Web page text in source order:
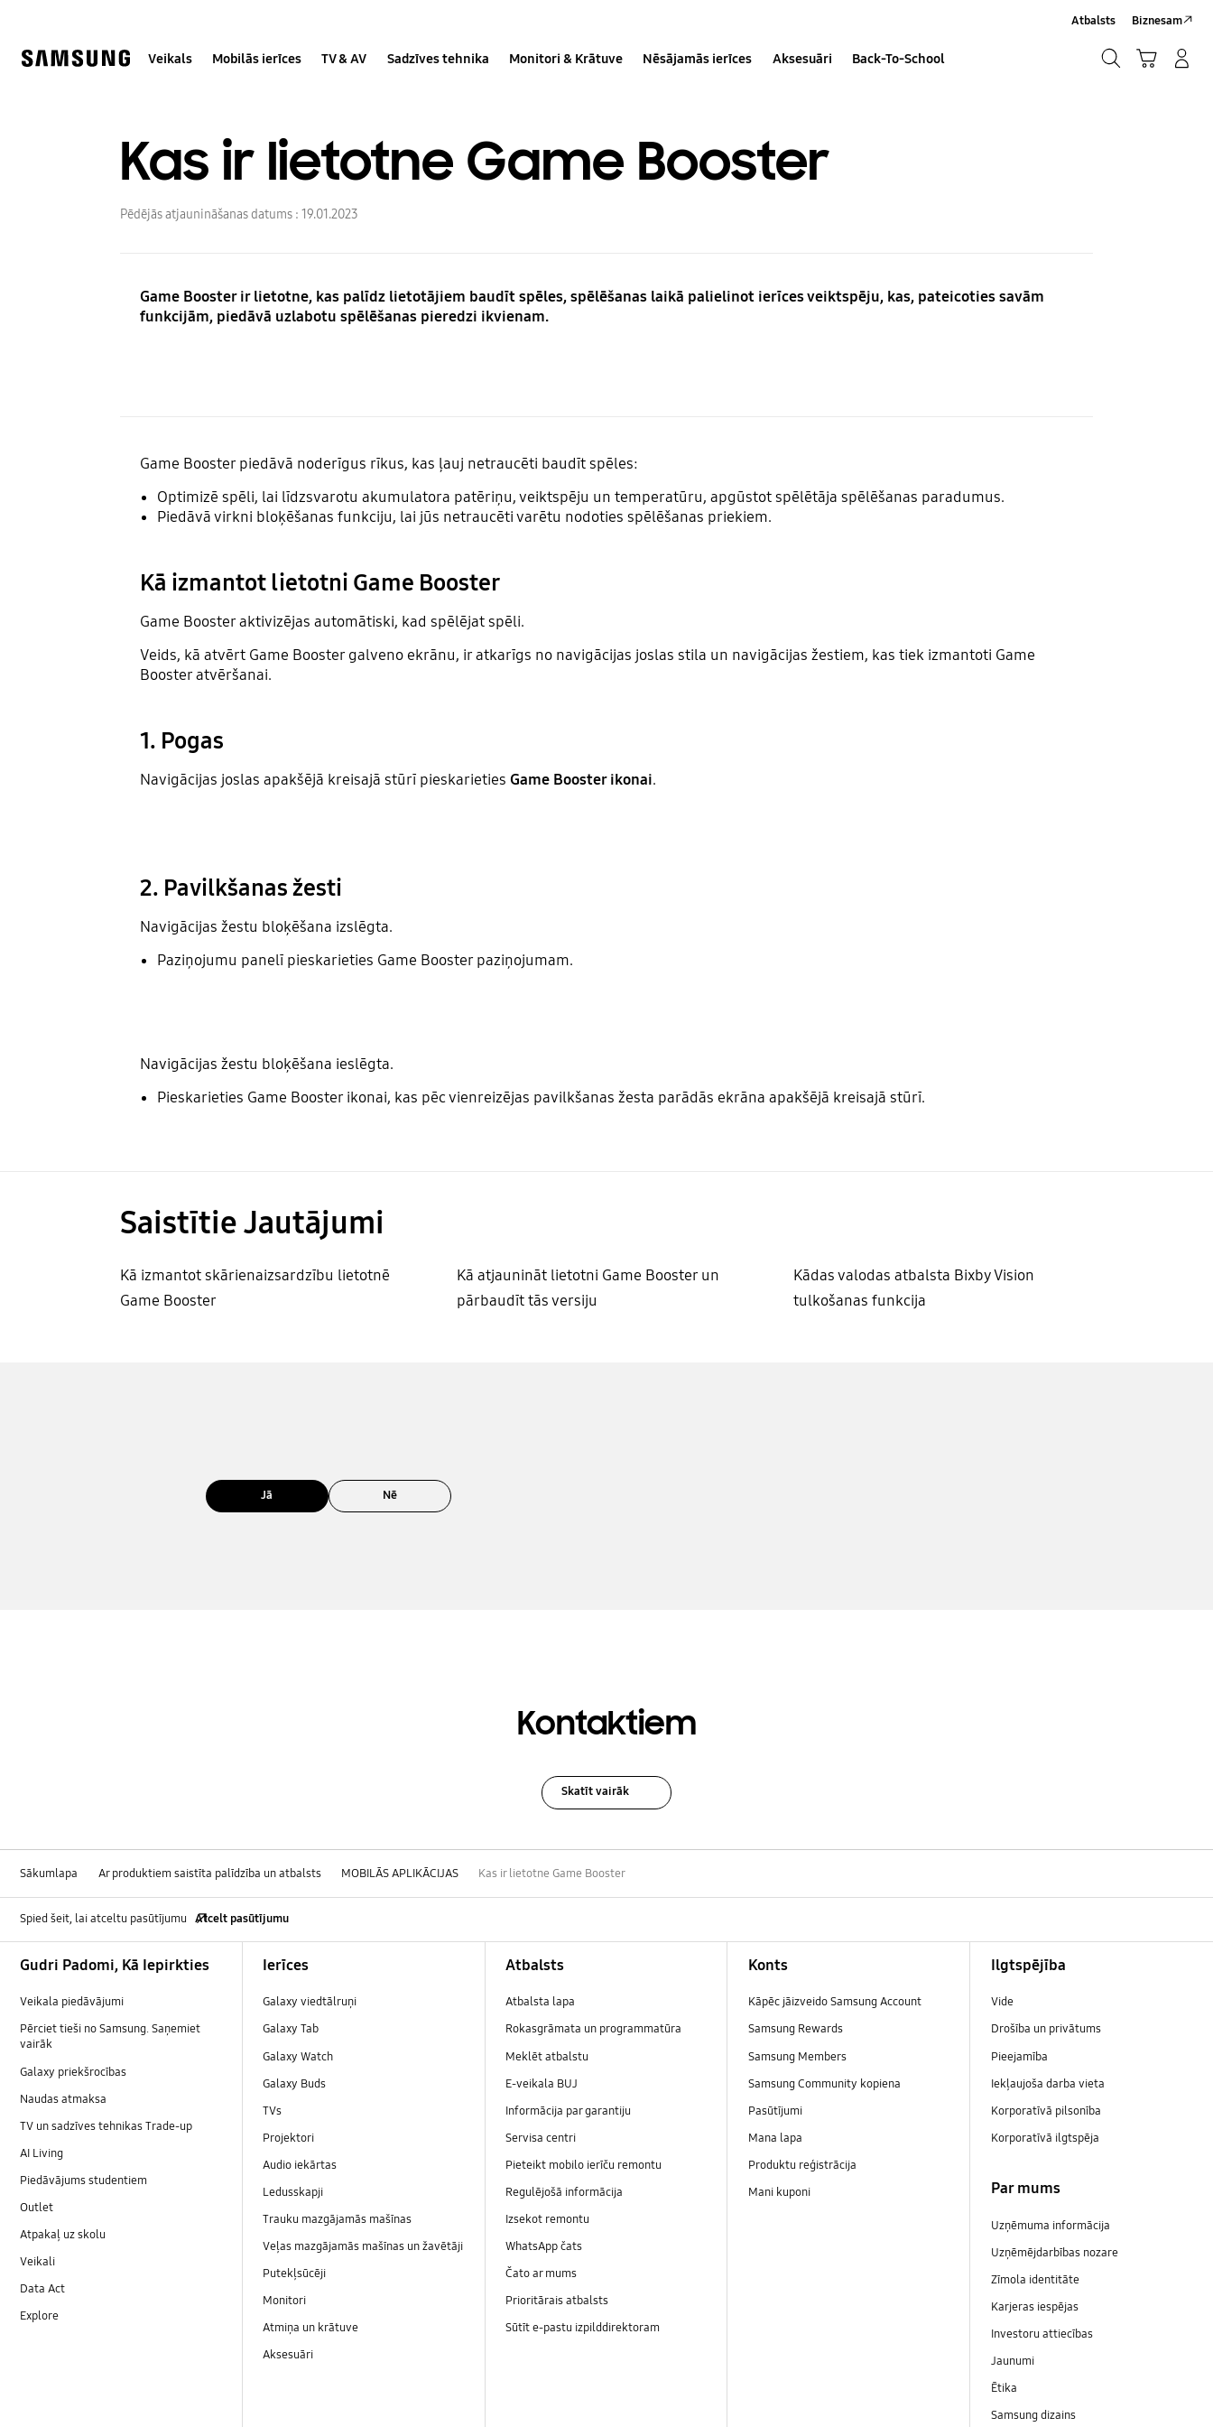
help
Veikals Mobilās ierīces TV & AV Sadzīves tehnika Monitori & Krātuve Nēsājamās ierīces Aksesuāri Back-To-School
Atbalsts Biznesam
Kas ir lietotne Game Booster
Pēdējās atjaunināšanas datums : 19.01.2023
Game Booster ir lietotne, kas palīdz lietotājiem baudīt spēles, spēlēšanas laikā palielinot ierīces veiktspēju, kas, pateicoties savām
funkcijām, piedāvā uzlabotu spēlēšanas pieredzi ikvienam.
Game Booster piedāvā noderīgus rīkus, kas ļauj netraucēti baudīt spēles:
Optimizē spēli, lai līdzsvarotu akumulatora patēriņu, veiktspēju un temperatūru, apgūstot spēlētāja spēlēšanas paradumus.
Piedāvā virkni bloķēšanas funkciju, lai jūs netraucēti varētu nodoties spēlēšanas priekiem.
Kā izmantot lietotni Game Booster
Game Booster aktivizējas automātiski, kad spēlējat spēli.
Veids, kā atvērt Game Booster galveno ekrānu, ir atkarīgs no navigācijas joslas stila un navigācijas žestiem, kas tiek izmantoti Game
Booster atvēršanai.
1. Pogas
Navigācijas joslas apakšējā kreisajā stūrī pieskarieties Game Booster ikonai.
2. Pavilkšanas žesti
Navigācijas žestu bloķēšana izslēgta.
Paziņojumu panelī pieskarieties Game Booster paziņojumam.
Navigācijas žestu bloķēšana ieslēgta.
Pieskarieties Game Booster ikonai, kas pēc vienreizējas pavilkšanas žesta parādās ekrāna apakšējā kreisajā stūrī.
Saistītie Jautājumi
Kā izmantot skārienaizsardzību lietotnē
Game Booster
Kā atjaunināt lietotni Game Booster un
pārbaudīt tās versiju
Kādas valodas atbalsta Bixby Vision
tulkošanas funkcija
Jā Nē
Kontaktiem
Skatīt vairāk
Sākumlapa Ar produktiem saistīta palīdzība un atbalsts MOBILĀS APLIKĀCIJAS Kas ir lietotne Game Booster
Spied šeit, lai atceltu pasūtījumu Atcelt pasūtījumu
Gudri Padomi, Kā Iepirkties
Veikala piedāvājumi
Pērciet tieši no Samsung. Saņemiet
vairāk
Galaxy priekšrocības
Naudas atmaksa
TV un sadzīves tehnikas Trade-up
AI Living
Piedāvājums studentiem
Outlet
Atpakaļ uz skolu
Veikali
Data Act
Explore
Ierīces
Galaxy viedtālruņi
Galaxy Tab
Galaxy Watch
Galaxy Buds
TVs
Projektori
Audio iekārtas
Ledusskapji
Trauku mazgājamās mašīnas
Veļas mazgājamās mašīnas un žavētāji
Putekļsūcēji
Monitori
Atmiņa un krātuve
Aksesuāri
Atbalsts
Atbalsta lapa
Rokasgrāmata un programmatūra
Meklēt atbalstu
E-veikala BUJ
Informācija par garantiju
Servisa centri
Pieteikt mobilo ierīču remontu
Regulējošā informācija
Izsekot remontu
WhatsApp čats
Čato ar mums
Prioritārais atbalsts
Sūtīt e-pastu izpilddirektoram
Konts
Kāpēc jāizveido Samsung Account
Samsung Rewards
Samsung Members
Samsung Community kopiena
Pasūtījumi
Mana lapa
Produktu reģistrācija
Mani kuponi
Ilgtspējība
Vide
Drošība un privātums
Pieejamība
Iekļaujoša darba vieta
Korporatīvā pilsonība
Korporatīvā ilgtspēja
Par mums
Uzņēmuma informācija
Uzņēmējdarbības nozare
Zīmola identitāte
Karjeras iespējas
Investoru attiecības
Jaunumi
Ētika
Samsung dizains